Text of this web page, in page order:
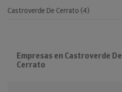
Empresas en Castroverde De
Cerrato